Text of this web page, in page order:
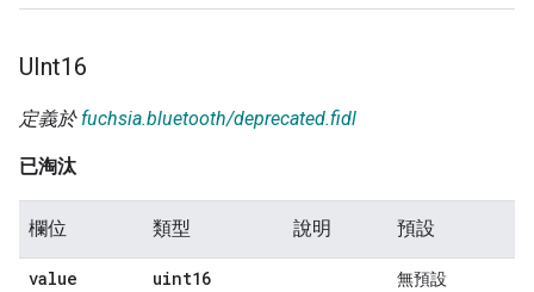
UInt16
定義於 fuchsia.bluetooth/deprecated.fidl
已淘汰
欄位 類型 說明 預設
value uint16 無預設